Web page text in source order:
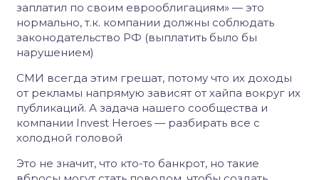
заплатил по своим еврооблигациям» — это
нормально, т.к. компании должны соблюдать
законодательство РФ (выплатить было бы
нарушением)
СМИ всегда этим грешат, потому что их доходы
от рекламы напрямую зависят от хайпа вокруг их
публикаций. А задача нашего сообщества и
компании Invest Heroes — разбирать все с
холодной головой
Это не значит, что кто-то банкрот, но такие